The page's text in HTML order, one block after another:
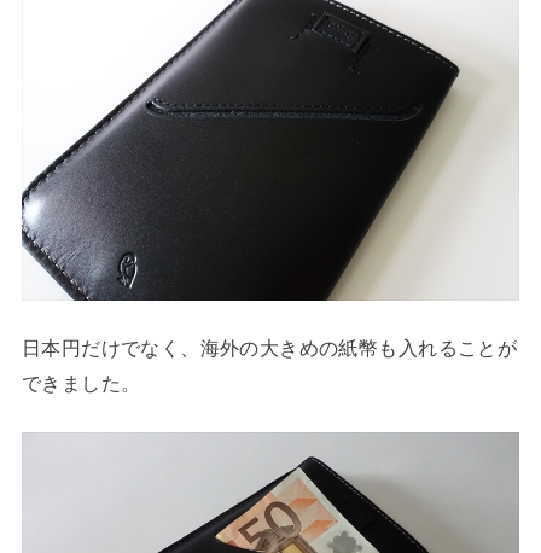
日本円だけでなく、海外の大きめの紙幣も入れることが
できました。